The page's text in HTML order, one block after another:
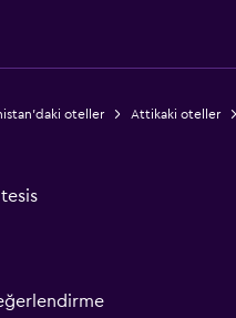
oteller Attikaki oteller